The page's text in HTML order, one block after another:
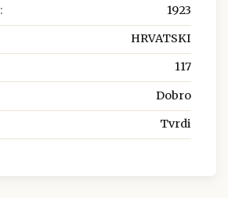
1923
HRVATSKI
117
Dobro
Tvrdi